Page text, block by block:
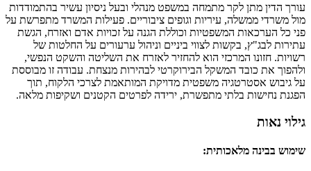
עורך הדין מתן לקר מתמחה במשפט מנהלי ובעל ניסיון עשיר בהתמודדות
מול משרדי ממשלה, עיריות וגופים ציבוריים. פעילות המשרד מתפרשת על
פני כל הערכאות המשפטיות וכוללת הגנה על זכויות אדם ואזרח, הגשת
עתירות לבג"ץ, בקשות לצווי ביניים וניהול ערעורים על החלטות של
רשויות. חזונו המרכזי הוא להחזיר לאזרח את השליטה והשקט הנפשי,
ולהפוך את כובד המשקל הבירוקרטי לבהירות מנצחת. עבודה זו מבוססת
על גיבוש אסטרטגיה משפטית מדויקת המותאמת לצרכי הלקוח, תוך
הפגנת נחישות בלתי מתפשרת, ירידה לפרטים הקטנים ושקיפות מלאה.
גילוי נאות
שימוש בבינה מלאכותית: